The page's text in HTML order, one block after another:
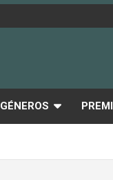
GÉNEROS